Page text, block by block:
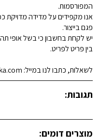
המפורסמות.
אנו מקפידים על מדידה מדויקת
פגם בייצור.
יש לקחת בחשבון כי בשל אופי
בין פריט לפריט.
לשאלות, כתבו לנו במייל: info@migvanalaska.com
תגובות:
מוצרים דומים: